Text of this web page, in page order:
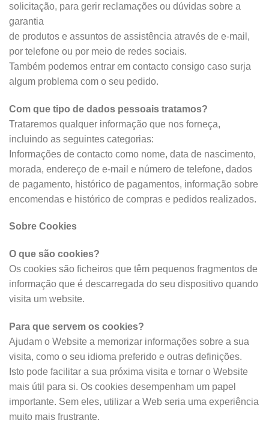
solicitação, para gerir reclamações ou dúvidas sobre a
garantia
de produtos e assuntos de assistência através de e-mail,
por telefone ou por meio de redes sociais.
Também podemos entrar em contacto consigo caso surja
algum problema com o seu pedido.
Com que tipo de dados pessoais tratamos?
Trataremos qualquer informação que nos forneça,
incluindo as seguintes categorias:
Informações de contacto como nome, data de nascimento,
morada, endereço de e-mail e número de telefone, dados
de pagamento, histórico de pagamentos, informação sobre
encomendas e histórico de compras e pedidos realizados.
Sobre Cookies
O que são cookies?
Os cookies são ficheiros que têm pequenos fragmentos de
informação que é descarregada do seu dispositivo quando
visita um website.
Para que servem os cookies?
Ajudam o Website a memorizar informações sobre a sua
visita, como o seu idioma preferido e outras definições.
Isto pode facilitar a sua próxima visita e tornar o Website
mais útil para si. Os cookies desempenham um papel
importante. Sem eles, utilizar a Web seria uma experiência
muito mais frustrante.